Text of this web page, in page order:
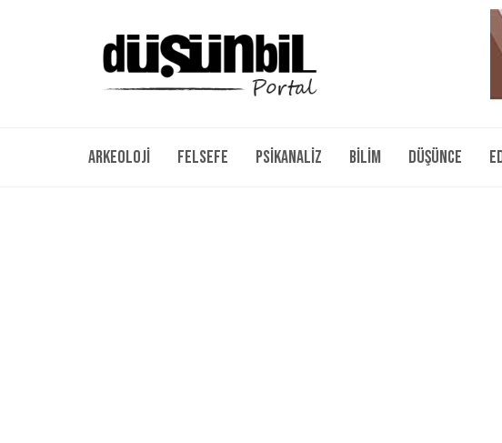
Arkeoloji Felsefe Psikanaliz Bilim Düşünce